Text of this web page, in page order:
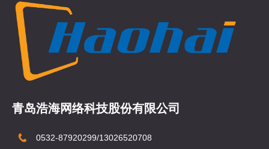
青岛浩海网络科技股份有限公司
0532-87920299/13026520708